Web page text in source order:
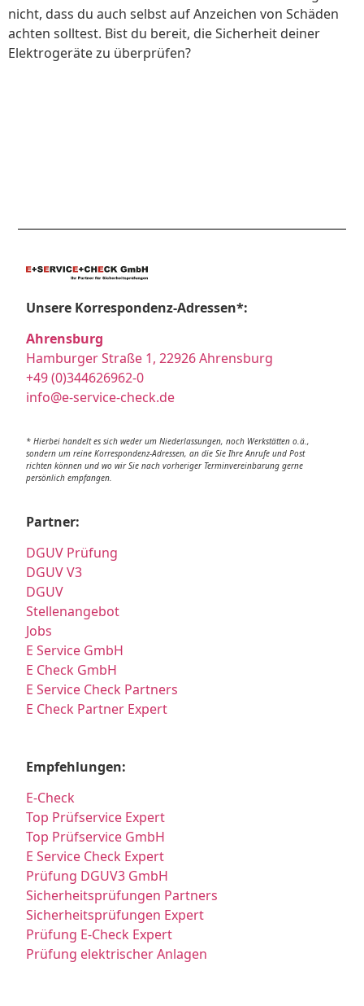
nicht, dass du auch selbst auf Anzeichen von Schäden
achten solltest. Bist du bereit, die Sicherheit deiner
Elektrogeräte zu überprüfen?
Unsere Korrespondenz-Adressen*:
Ahrensburg
Hamburger Straße 1, 22926 Ahrensburg
+49 (0)344626962-0
info@e-service-check.de
* Hierbei handelt es sich weder um Niederlassungen, noch Werkstätten o.ä.,
sondern um reine Korrespondenz-Adressen, an die Sie Ihre Anrufe und Post
richten können und wo wir Sie nach vorheriger Terminvereinbarung gerne
persönlich empfangen.
Partner:
DGUV Prüfung
DGUV V3
DGUV
Stellenangebot
Jobs
E Service GmbH
E Check GmbH
E Service Check Partners
E Check Partner Expert
Empfehlungen:
E-Check
Top Prüfservice Expert
Top Prüfservice GmbH
E Service Check Expert
Prüfung DGUV3 GmbH
Sicherheitsprüfungen Partners
Sicherheitsprüfungen Expert
Prüfung E-Check Expert
Prüfung elektrischer Anlagen